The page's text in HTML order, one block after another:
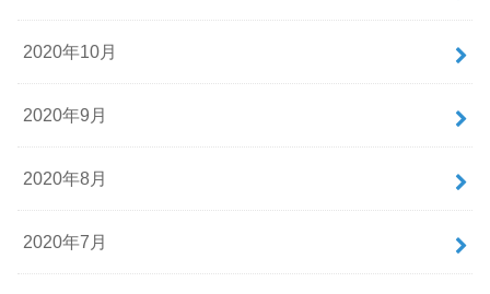
2020年10月
2020年9月
2020年8月
2020年7月